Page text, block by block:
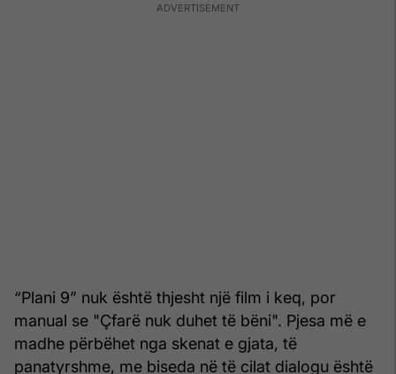
“Plani 9” nuk është thjesht një film i keq, por
manual se "Çfarë nuk duhet të bëni". Pjesa më e
madhe përbëhet nga skenat e gjata, të
panatyrshme, me biseda në të cilat dialogu është